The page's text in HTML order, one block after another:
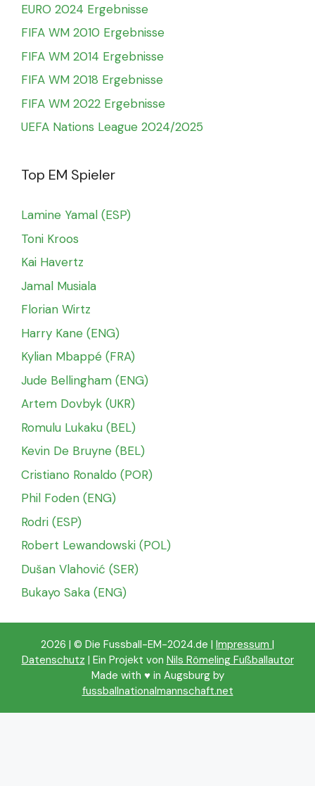
EURO 2024 Ergebnisse
FIFA WM 2010 Ergebnisse
FIFA WM 2014 Ergebnisse
FIFA WM 2018 Ergebnisse
FIFA WM 2022 Ergebnisse
UEFA Nations League 2024/2025
Top EM Spieler
Lamine Yamal (ESP)
Toni Kroos
Kai Havertz
Jamal Musiala
Florian Wirtz
Harry Kane (ENG)
Kylian Mbappé (FRA)
Jude Bellingham (ENG)
Artem Dovbyk (UKR)
Romulu Lukaku (BEL)
Kevin De Bruyne (BEL)
Cristiano Ronaldo (POR)
Phil Foden (ENG)
Rodri (ESP)
Robert Lewandowski (POL)
Dušan Vlahović (SER)
Bukayo Saka (ENG)
2026 | © Die Fussball-EM-2024.de | Impressum |
Datenschutz | Ein Projekt von Nils Römeling Fußballautor
Made with ♥️ in Augsburg by
fussballnationalmannschaft.net